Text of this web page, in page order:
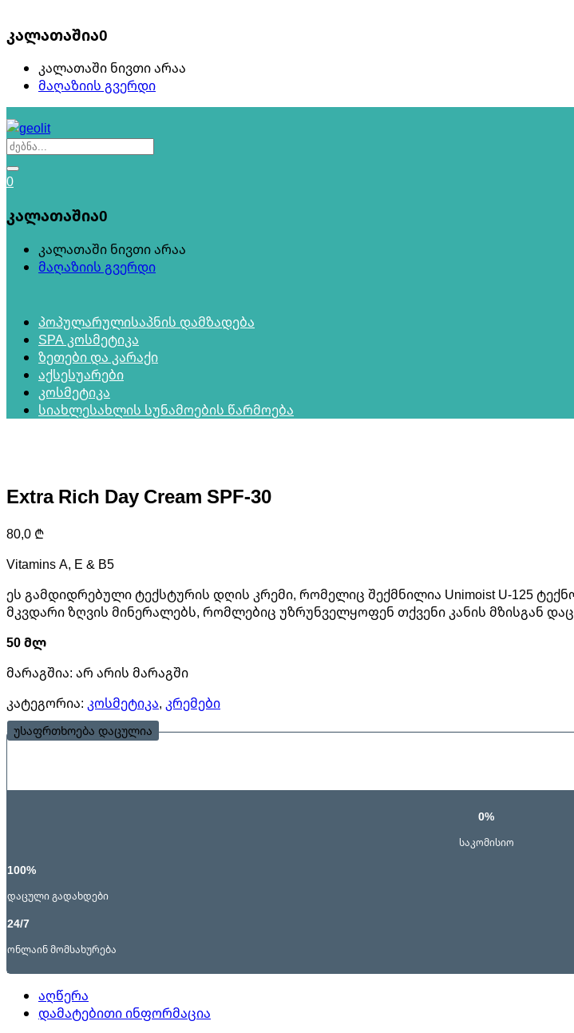
კალათაშია0
კალათაში ნივთი არაა
მაღაზიის გვერდი
0
კალათაშია0
კალათაში ნივთი არაა
მაღაზიის გვერდი
პოპულარულისაპნის დამზადება
SPA კოსმეტიკა
ზეთები და კარაქი
აქსესუარები
კოსმეტიკა
სიახლესახლის სუნამოების წარმოება
Extra Rich Day Cream SPF-30
80,0 ₾
Vitamins A, E & B5
ეს გამდიდრებული ტექსტურის დღის კრემი, რომელიც შექმნილია Unimoist U-125
მკვდარი ზღვის მინერალებს, რომლებიც უზრუნველყოფენ თქვენი კანის მზისგან
50 მლ
მარაგშია: არ არის მარაგში
კატეგორია: კოსმეტიკა, კრემები
უსაფრთხოება დაცულია
0%
საკომისიო
100%
დაცული გადახდები
24/7
ონლაინ მომსახურება
აღწერა
დამატებითი ინფორმაცია